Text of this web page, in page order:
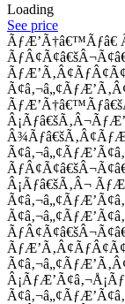
Loading
See price
ÃƒÆ’Ã†â€™Ãƒâ€
Â¡Ãƒâ€šÃ‚Â¬